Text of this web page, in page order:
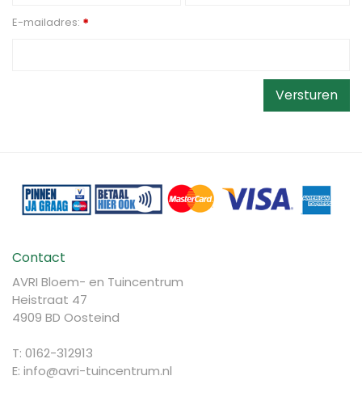
E-mailadres: *
Contact
AVRI Bloem- en Tuincentrum
Heistraat 47
4909 BD Oosteind
T: 0162-312913
E: info@avri-tuincentrum.nl